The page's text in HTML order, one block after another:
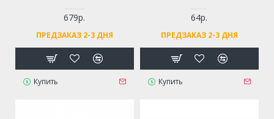
679р.
ПРЕДЗАКАЗ 2-3 ДНЯ
Купить
64р.
ПРЕДЗАКАЗ 2-3 ДНЯ
Купить